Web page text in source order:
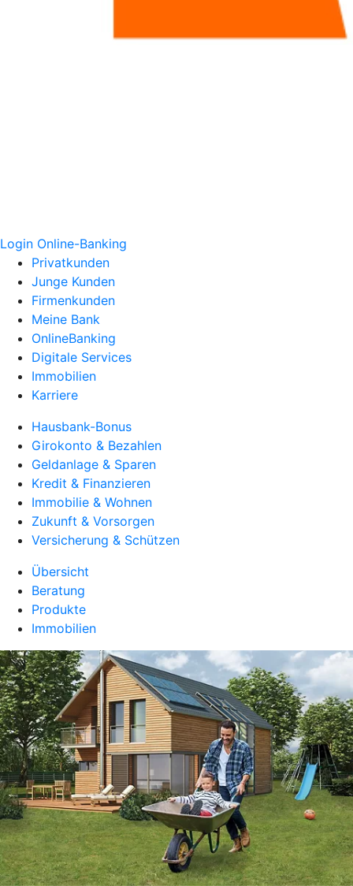
Login Online-Banking
Privatkunden
Junge Kunden
Firmenkunden
Meine Bank
OnlineBanking
Digitale Services
Immobilien
Karriere
Hausbank-Bonus
Girokonto & Bezahlen
Geldanlage & Sparen
Kredit & Finanzieren
Immobilie & Wohnen
Zukunft & Vorsorgen
Versicherung & Schützen
Übersicht
Beratung
Produkte
Immobilien